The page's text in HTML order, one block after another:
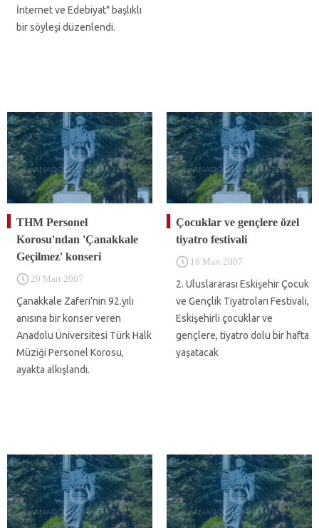
İnternet ve Edebiyat" başlıklı
bir söyleşi düzenlendi.
THM Personel
Korosu'ndan 'Çanakkale
Geçilmez' konseri
20 Mart 2007
Çanakkale Zaferi’nin 92.yılı
anısına bir konser veren
Anadolu Üniversitesi Türk Halk
Müziği Personel Korosu,
ayakta alkışlandı.
Çocuklar ve gençlere özel
tiyatro festivali
16 Mart 2007
2. Uluslararası Eskişehir Çocuk
ve Gençlik Tiyatroları Festivali,
Eskişehirli çocuklar ve
gençlere, tiyatro dolu bir hafta
yaşatacak